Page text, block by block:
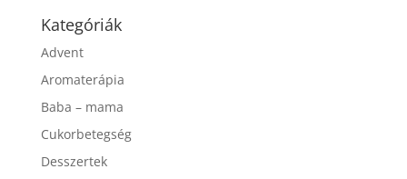
Kategóriák
Advent
Aromaterápia
Baba – mama
Cukorbetegség
Desszertek